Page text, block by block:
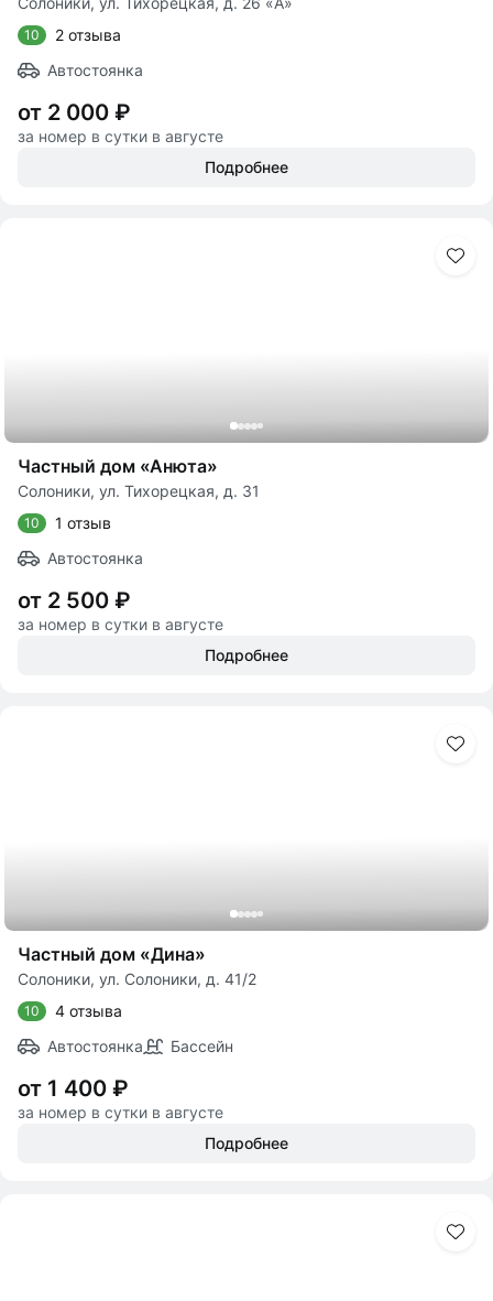
10
2 отзыва
Автостоянка
от 2 000 ₽
за номер в сутки в августе
Подробнее
Частный дом «Анюта»
Солоники, ул. Тихорецкая, д. 31
10
1 отзыв
Автостоянка
от 2 500 ₽
за номер в сутки в августе
Подробнее
Частный дом «Дина»
Солоники, ул. Солоники, д. 41/2
10
4 отзыва
Автостоянка
Бассейн
от 1 400 ₽
за номер в сутки в августе
Подробнее